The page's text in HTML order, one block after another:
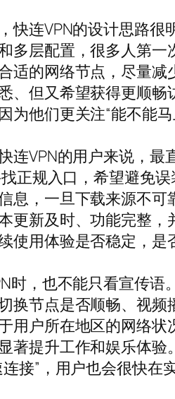
快连VPN的设计思路
多层配置，很多人第
适的网络节点，尽量
、但又希望获得更顺
为他们更关注“能不能
连VPN的用户来说，最
正规入口，希望避免
息，一旦下载来源不
更新及时、功能完整
使用体验是否稳定，是
时，也不能只看宣传
换节点是否顺畅、视
用户所在地区的网络
著提升工作和娱乐体
接”，用户也会很快在